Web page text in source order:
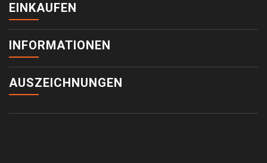
EINKAUFEN
INFORMATIONEN
AUSZEICHNUNGEN